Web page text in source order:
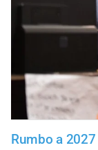
Rumbo a 2027